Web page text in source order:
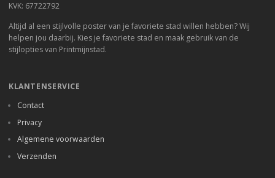
KVK: 67722792
Altijd al een stijlvolle poster van je favoriete stad willen hebben? Wij
helpen jou daarbij. Kies je favoriete stad en maak gebruik van de
stijlopties van Printmijnstad.
KLANTENSERVICE
Contact
Privacy
Algemene voorwaarden
Verzenden